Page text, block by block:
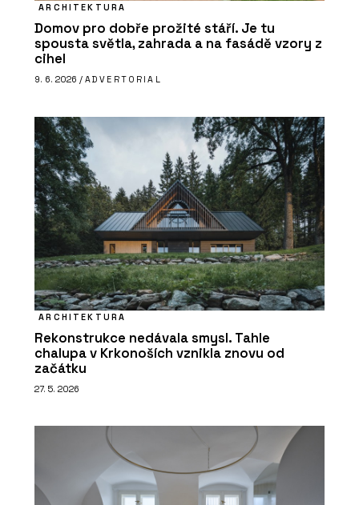
ARCHITEKTURA
Domov pro dobře prožité stáří. Je tu
spousta světla, zahrada a na fasádě vzory z
cihel
9. 6. 2026 / ADVERTORIAL
ARCHITEKTURA
Rekonstrukce nedávala smysl. Tahle
chalupa v Krkonoších vznikla znovu od
začátku
27. 5. 2026